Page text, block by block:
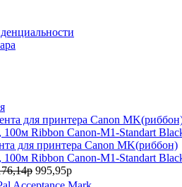
для принтера Canon MK(риббон)
100м Ribbon Canon-M1-Standart
995,95р